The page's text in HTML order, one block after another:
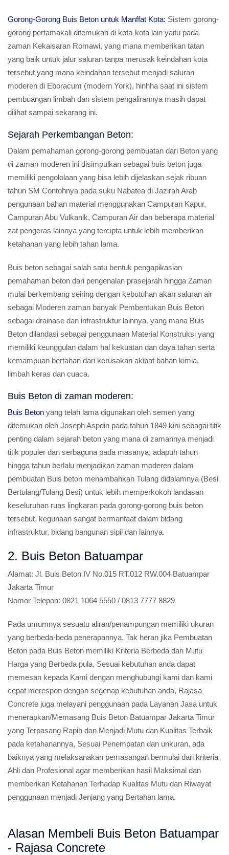
Gorong-Gorong Buis Beton untuk Manffat Kota: Sistem gorong-
gorong pertamakali ditemukan di kota-kota lain yaitu pada
zaman Kekaisaran Romawi, yang mana memberikan tatan
yang baik untuk jalur saluran tanpa merusak keindahan kota
tersebut yang mana keindahan tersebut menjadi saluran
moderen di Eboracum (modern York), hinhha saat ini sistem
pembuangan limbah dan sistem pengalirannya masih dapat
dilihat sampai sekarang ini.
Sejarah Perkembangan Beton:
Dalam pemahaman gorong-gorong pembuatan dari Beton yang
di zaman moderen ini disimpulkan sebagai buis beton juga
memiliki pengololaan yang bisa lebih dijelaskan sejak ribuan
tahun SM Contohnya pada suku Nabatea di Jazirah Arab
pengunaan bahan material menggunakan Campuran Kapur,
Campuran Abu Vulkanik, Campuran Air dan beberapa material
zat pengeras lainnya yang tercipta untuk lebih memberikan
ketahanan yang lebih tahan lama.
Buis beton sebagai salah satu bentuk pengapikasian
pemahaman beton dari pengenalan prasejarah hingga Zaman
mulai berkembang seiring dengan kebutuhan akan saluran air
sebagai Moderen zaman banyak Pembentukan Buis Beton
sebagai drainase dan infrastruktur lainnya. yang mana Buis
Beton dilandasi sebagai penggunaan Material Konstruksi yang
memiliki keunggulan dalam hal kekuatan dan daya tahan serta
kemampuan bertahan dari kerusakan akibat bahan kimia,
limbah keras dan cuaca.
Buis Beton di zaman moderen:
Buis Beton yang telah lama digunakan oleh semen yang
ditemukan oleh Joseph Aspdin pada tahun 1849 kini sebagai titik
penting dalam sejarah beton yang mana di zamannya menjadi
titik populer dan serbaguna pada masanya, adapuh tahun
hingga tahun berlalu menjadikan zaman moderen dalam
pembuatan Buis beton menambahkan Tulang didalamnya (Besi
Bertulang/Tulang Besi) untuk lebih memperkokoh landasan
keseluruhan ruas lingkaran pada gorong-gorong buis beton
tersebut, kegunaan sangat bermanfaat dalam bidang
infrastruktur, bidang bangunan sipil dan lainnya.
2. Buis Beton Batuampar
Alamat: Jl. Buis Beton IV No.015 RT.012 RW.004 Batuampar
Jakarta Timur
Nomor Telepon: 0821 1064 5550 / 0813 7777 8829
Pada umumnya sesuatu aliran/penampungan memiliki ukuran
yang berbeda-beda penerapannya, Tak heran jika Pembuatan
Beton pada Buis Beton memiliki Kriteria Berbeda dan Mutu
Harga yang Berbeda pula, Sesuai kebutuhan anda dapat
memesan kepada Kami dengan menghubungi kami dan kami
cepat merespon dengan segenap kebutuhan anda, Rajasa
Concrete juga melayani penggunaan pada Layanan Jasa untuk
menerapkan/Memasang Buis Beton Batuampar Jakarta Timur
yang Terpasang Rapih dan Menjadi Mutu dan Kualitas Terbaik
pada ketahanannya, Sesuai Penempatan dan unkuran, ada
baiknya yang melaksanakan pemasangan bermulai dari kriteria
Ahli dan Profesional agar memberikan hasil Maksimal dan
memberikan Ketahanan Terhadap Kualitas Mutu dan Riwayat
penggunaan menjadi Jenjang yang Bertahan lama.
Alasan Membeli Buis Beton Batuampar
- Rajasa Concrete